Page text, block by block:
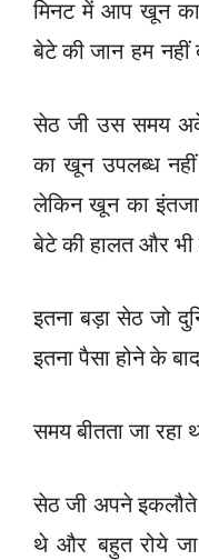
मिनट में आप खून
बेटे की जान हम नहीं
सेठ जी उस समय
का खून उपलब्ध
लेकिन खून का
बेटे की हालत और भी
इतना बड़ा सेठ जो
इतना पैसा होने के
समय बीतता जा रहा
सेठ जी अपने इकलौते
थे और बहुत रोये